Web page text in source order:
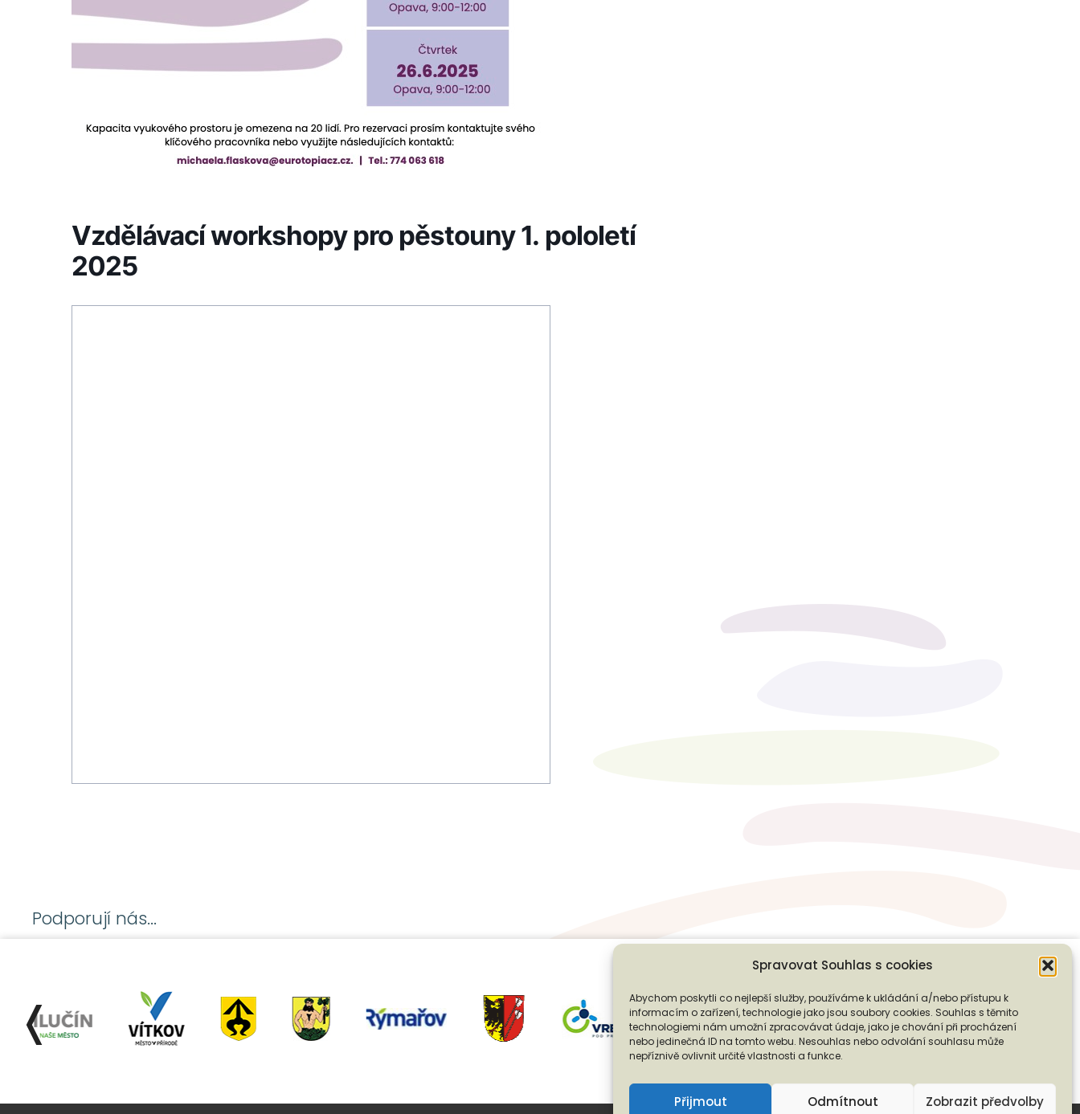
Spravovat Souhlas s cookies
Abychom poskytli co nejlepší služby, používáme k ukládání a/nebo přístupu k
informacím o zařízení, technologie jako jsou soubory cookies. Souhlas s těmito
technologiemi nám umožní zpracovávat údaje, jako je chování při procházení
nebo jedinečná ID na tomto webu. Nesouhlas nebo odvolání souhlasu může
nepříznivě ovlivnit určité vlastnosti a funkce.
Přijmout Odmítnout Zobrazit předvolby
Vzdělávací workshopy pro pěstouny 1. pololetí
2025
Podporují nás...
❬ PODPOŘTE NÁS